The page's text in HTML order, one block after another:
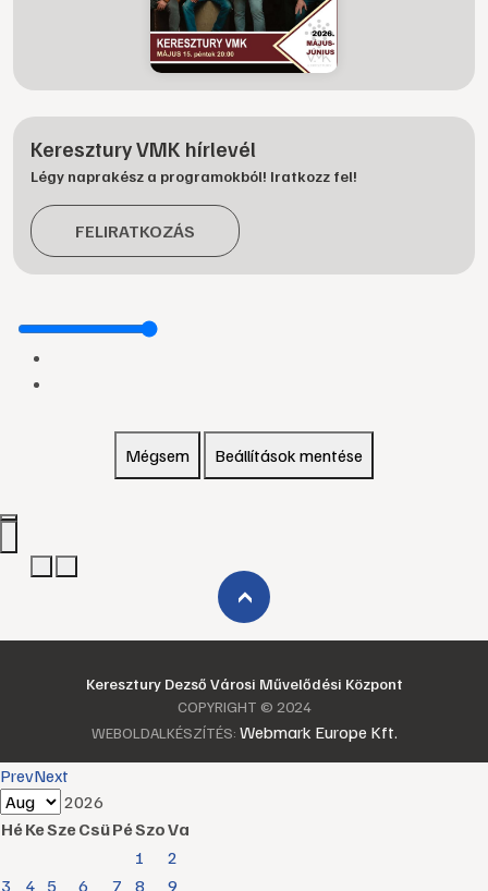
Keresztury VMK hírlevél
Légy naprakész a programokból! Iratkozz fel!
FELIRATKOZÁS
Mégsem Beállítások mentése
›
Keresztury Dezső Városi Művelődési Központ
COPYRIGHT © 2024
WEBOLDALKÉSZÍTÉS: Webmark Europe Kft.
PrevNext
2026
HéKeSzeCsüPéSzoVa
1
2
3
4 5 6 7 8 9